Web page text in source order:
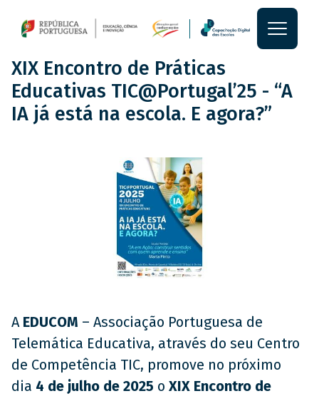
Passar para o conteúdo
Main
content
Main
section
Notícia
XIX Encontro de Práticas
Educativas TIC@Portugal’25 - “A
IA já está na escola. E agora?”
A EDUCOM – Associação Portuguesa de
Telemática Educativa, através do seu Centro
de Competência TIC, promove no próximo
dia 4 de julho de 2025 o XIX Encontro de